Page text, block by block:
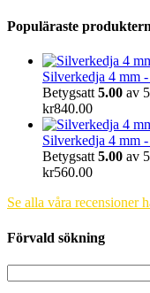
Populäraste
Silverkedja 4 mm
Betygsatt 5.00 av 5
kr840.00
Silverkedja 4 mm
Betygsatt 5.00 av 5
kr560.00
Se alla våra recensioner
Förvald sökning